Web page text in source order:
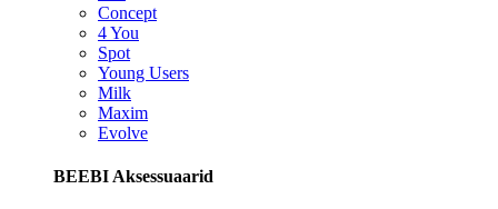
Concept
4 You
Spot
Young Users
Milk
Maxim
Evolve
BEEBI Aksessuaarid